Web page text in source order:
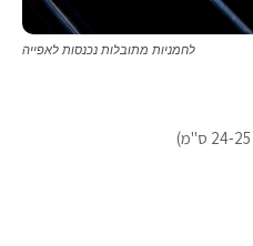
לחמניות מתובלות נכנסות לאפייה